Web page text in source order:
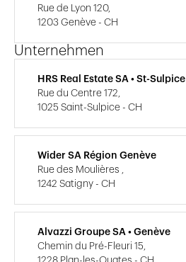
Rue de Lyon 120,
1203 Genève - CH
Unternehmen
HRS Real Estate SA • St-Sulpice
Rue du Centre 172,
1025 Saint-Sulpice - CH
Wider SA Région Genève
Rue des Moulières ,
1242 Satigny - CH
Alvazzi Groupe SA • Genève
Chemin du Pré-Fleuri 15,